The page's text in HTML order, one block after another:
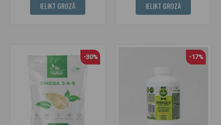
IELIKT GROZĀ IELIKT GROZĀ
-30% -17%